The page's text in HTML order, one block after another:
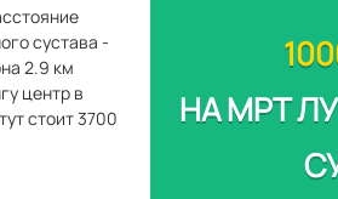
сустава -
2.9 км
центр в
стоит 3700
НА МРТ